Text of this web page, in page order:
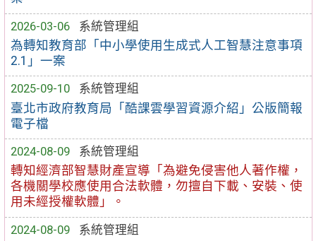
2026-03-06
系統管理組
為轉知教育部「中小學使用生成式人工智慧注意事項
2.1」一案
2025-09-10
系統管理組
臺北市政府教育局「酷課雲學習資源介紹」公版簡報
電子檔
2024-08-09
系統管理組
轉知經濟部智慧財產宣導「為避免侵害他人著作權，
各機關學校應使用合法軟體，勿擅自下載、安裝、使
用未經授權軟體」。
2024-08-09
系統管理組